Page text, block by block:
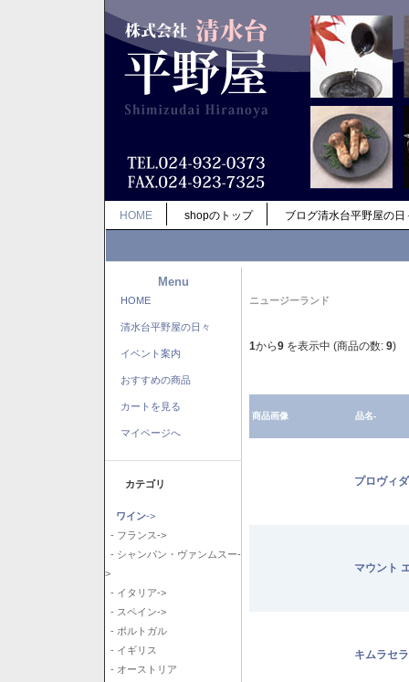
HOME shopのトップ ブログ清水台平野屋の日
Menu
HOME
清水台平野屋の日々
イベント案内
おすすめの商品
カートを見る
マイページへ
カテゴリ
ワイン->
- フランス->
- シャンパン・ヴァンムスー-
>
- イタリア->
- スペイン->
- ポルトガル
- イギリス
- オーストリア
ニュージーランド
1から9 を表示中 (商品の数: 9)
商品画像 品名-
プロヴィ
マウント
キムラセ